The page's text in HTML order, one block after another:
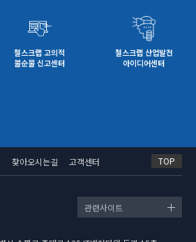
철스크랩 고의적
불순물 신고센터
철스크랩 산업발전
아이디어센터
찾아오시는길 고객센터
관련사이트
TOP